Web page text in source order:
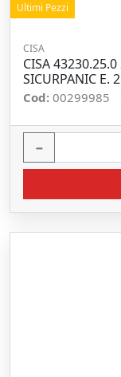
Ultimi Pezzi
CISA
CISA 43230.25.0
SICURPANIC E.
Cod: 00299985
−